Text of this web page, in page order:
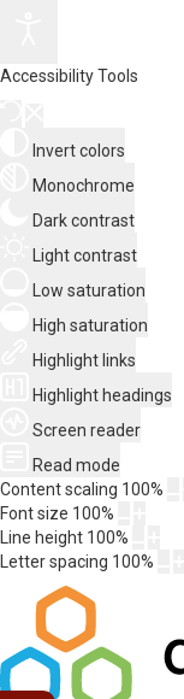
Accessibility Tools
Invert colors
Monochrome
Dark contrast
Light contrast
Low saturation
High saturation
Highlight links
Highlight headings
Screen reader
Read mode
Content scaling 100%
Font size 100%
Line height 100%
Letter spacing 100%